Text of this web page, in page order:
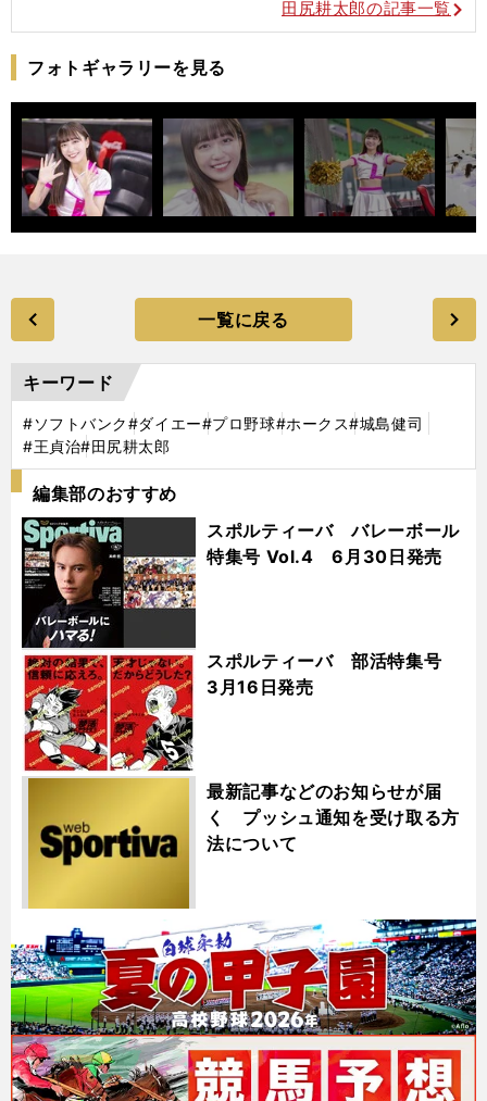
田尻耕太郎の記事一覧
フォトギャラリーを見る
一覧に戻る
キーワード
#ソフトバンク#ダイエー#プロ野球#ホークス#城島健司
#王貞治#田尻耕太郎
編集部のおすすめ
スポルティーバ バレーボール
特集号 Vol.4 6月30日発売
スポルティーバ 部活特集号
3月16日発売
最新記事などのお知らせが届
く プッシュ通知を受け取る方
法について